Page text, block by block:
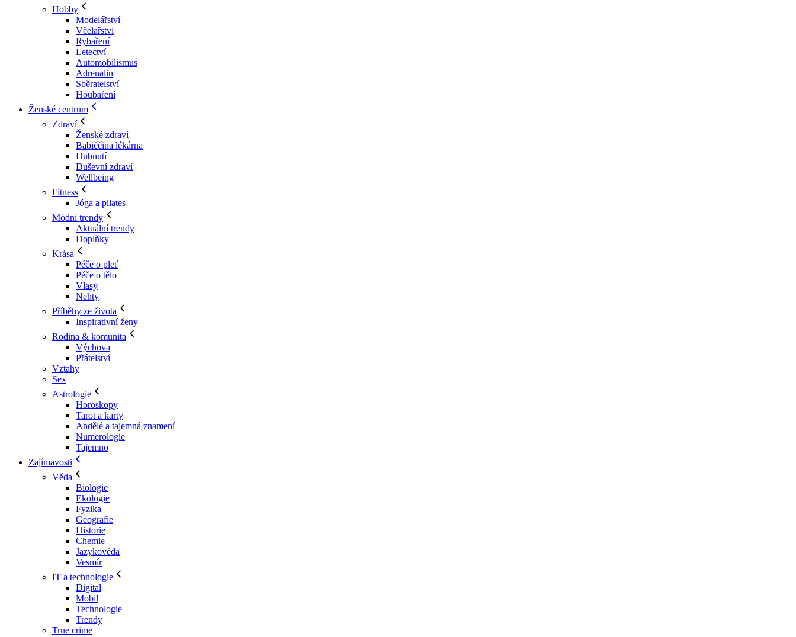
Hobby
Modelářství
Včelařství
Rybaření
Letectví
Automobilismus
Adrenalin
Sběratelství
Houbaření
Ženské centrum
Zdraví
Ženské zdraví
Babiččina lékárna
Hubnutí
Duševní zdraví
Wellbeing
Fitness
Jóga a pilates
Módní trendy
Aktuální trendy
Doplňky
Krása
Péče o pleť
Péče o tělo
Vlasy
Nehty
Příběhy ze života
Inspirativní ženy
Rodina & komunita
Výchova
Přátelství
Vztahy
Sex
Astrologie
Horoskopy
Tarot a karty
Andělé a tajemná znamení
Numerologie
Tajemno
Zajímavosti
Věda
Biologie
Ekologie
Fyzika
Geografie
Historie
Chemie
Jazykověda
Vesmír
IT a technologie
Digital
Mobil
Technologie
Trendy
True crime